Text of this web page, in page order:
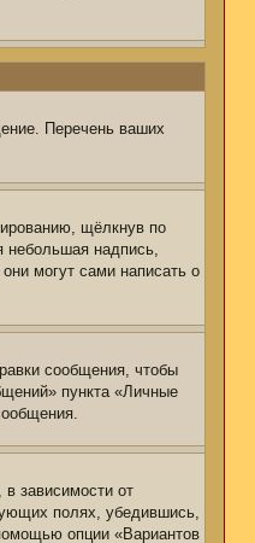
Перечень ваших
щёлкнув по
небольшая надпись,
могут сами написать о
сообщения, чтобы
пункта «Личные
зависимости от
полях, убедившись,
опции «Вариантов